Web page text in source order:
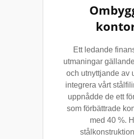
Ett ledande
utmaningar
och utnyttjande av
integrera vårt
uppnådde de ett
som förbättrade
med 40 %.